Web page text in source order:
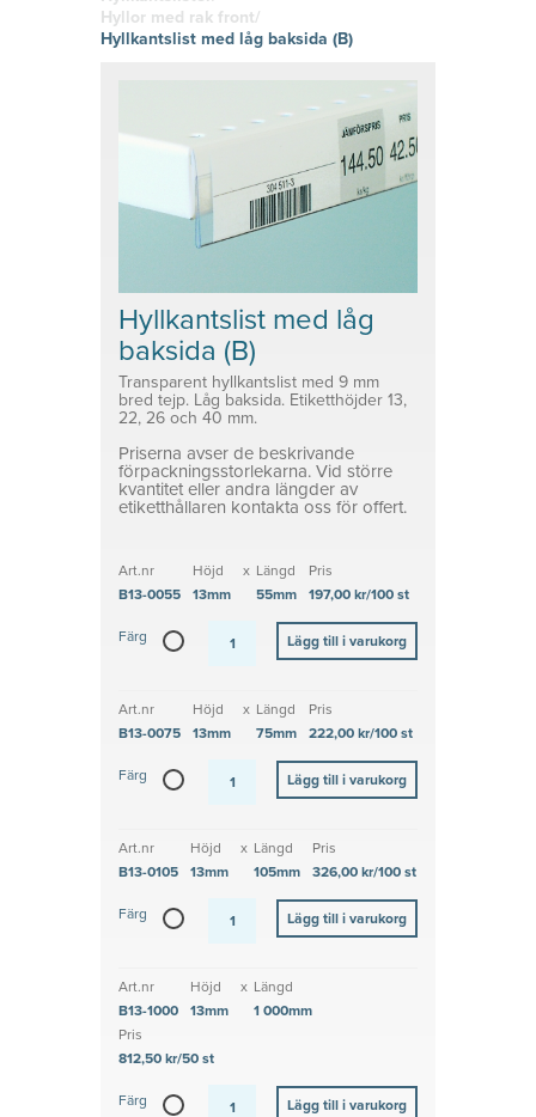
vinyl
Självhäftand
e eller
rätta
känslan i
Planering
Skyltklämmor
Konsoler
Medicinsk Skyddsutrustning
Tillbehör ESL enheter
Hyllor med rak front/
Hyllkantslist med låg baksida (B)
Hyllkantslist med låg
baksida (B)
Transparent hyllkantslist med 9 mm
bred tejp. Låg baksida. Etiketthöjder 13,
22, 26 och 40 mm.
Priserna avser de beskrivande
förpackningsstorlekarna. Vid större
kvantitet eller andra längder av
etiketthållaren kontakta oss för offert.
Art.nr
B13-0055
Höjd
13mm
x Längd
55mm
Pris
197,00 kr/100 st
Färg
Art.nr
B13-0075
Höjd
13mm
x Längd
75mm
Pris
222,00 kr/100 st
Färg
Art.nr
B13-0105
Höjd
13mm
x Längd
105mm
Pris
326,00 kr/100 st
Färg
Art.nr
B13-1000
Höjd
13mm
x Längd
1 000mm
Pris
812,50 kr/50 st
Färg